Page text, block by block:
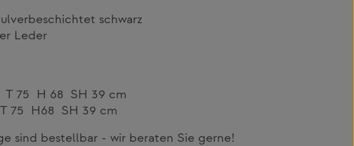
schwarz
Leder
T 75 H 68 SH 39 cm
75 H68 SH 39 cm
sind bestellbar - wir beraten Sie gerne!